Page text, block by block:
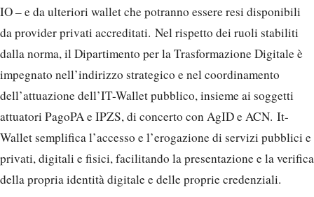
IO – e da ulteriori wallet che potranno essere resi disponibili
da provider privati accreditati. Nel rispetto dei ruoli stabiliti
dalla norma, il Dipartimento per la Trasformazione Digitale è
impegnato nell’indirizzo strategico e nel coordinamento
dell’attuazione dell’IT-Wallet pubblico, insieme ai soggetti
attuatori PagoPA e IPZS, di concerto con AgID e ACN. It-
Wallet semplifica l’accesso e l’erogazione di servizi pubblici e
privati, digitali e fisici, facilitando la presentazione e la verifica
della propria identità digitale e delle proprie credenziali.